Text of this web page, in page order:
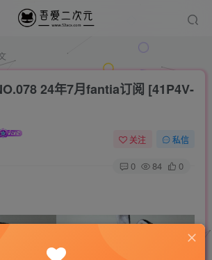
24年7月fantia订阅 [41P4V-
关注 私信
0 84 0